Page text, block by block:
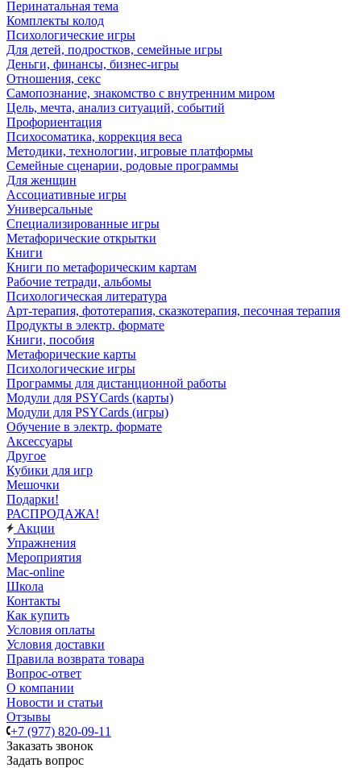
Перинатальная тема
Комплекты колод
Психологические игры
Для детей, подростков, семейные игры
Деньги, финансы, бизнес-игры
Отношения, секс
Самопознание, знакомство с внутренним миром
Цель, мечта, анализ ситуаций, событий
Профориентация
Психосоматика, коррекция веса
Методики, технологии, игровые платформы
Семейные сценарии, родовые программы
Для женщин
Ассоциативные игры
Универсальные
Специализированные игры
Метафорические открытки
Книги
Книги по метафорическим картам
Рабочие тетради, альбомы
Психологическая литература
Арт-терапия, фототерапия, сказкотерапия, песочная терапия
Продукты в электр. формате
Книги, пособия
Метафорические карты
Психологические игры
Программы для дистанционной работы
Модули для PSYCards (карты)
Модули для PSYCards (игры)
Обучение в электр. формате
Аксессуары
Другое
Кубики для игр
Мешочки
Подарки!
РАСПРОДАЖА!
Акции
Упражнения
Мероприятия
Mac-online
Школа
Контакты
Как купить
Условия оплаты
Условия доставки
Правила возврата товара
Вопрос-ответ
О компании
Новости и статьи
Отзывы
+7 (977) 820-09-11
Заказать звонок
Задать вопрос